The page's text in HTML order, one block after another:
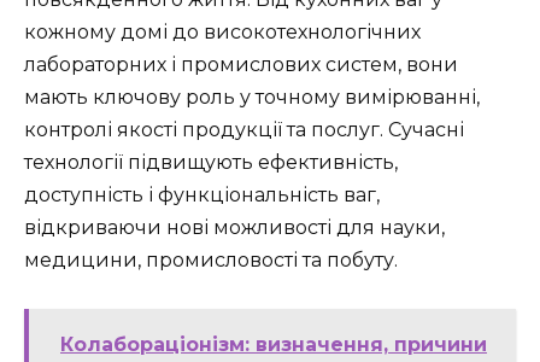
кожному домі до високотехнологічних
лабораторних і промислових систем, вони
мають ключову роль у точному вимірюванні,
контролі якості продукції та послуг. Сучасні
технології підвищують ефективність,
доступність і функціональність ваг,
відкриваючи нові можливості для науки,
медицини, промисловості та побуту.
Колабораціонізм: визначення, причини